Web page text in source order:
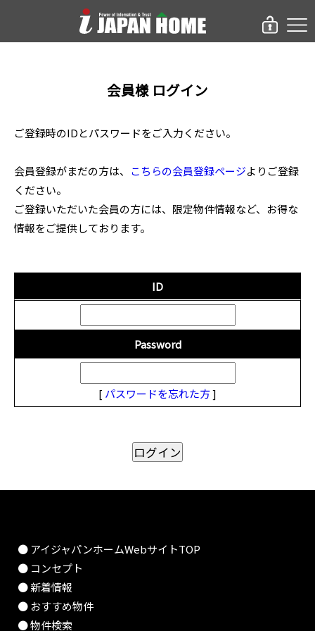
会員様 ログイン
ご登録時のIDとパスワードをご入力ください。
会員登録がまだの方は、 こちらの会員登録ページよりご登録
ください。
ご登録いただいた会員の方には、限定物件情報など、お得な
情報をご提供しております。
ID
Password
[ パスワードを忘れた方]
● アイジャパンホームWebサイトTOP
● コンセプト
● 新着情報
● おすすめ物件
● 物件検索